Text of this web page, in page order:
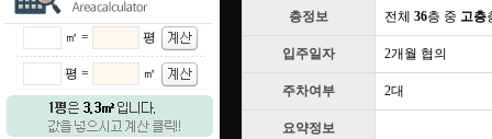
㎡ = 평
평 = ㎡
층정보 전체 36층 중 고층
입주일자 2개월 협의
주차여부 2대
요약정보